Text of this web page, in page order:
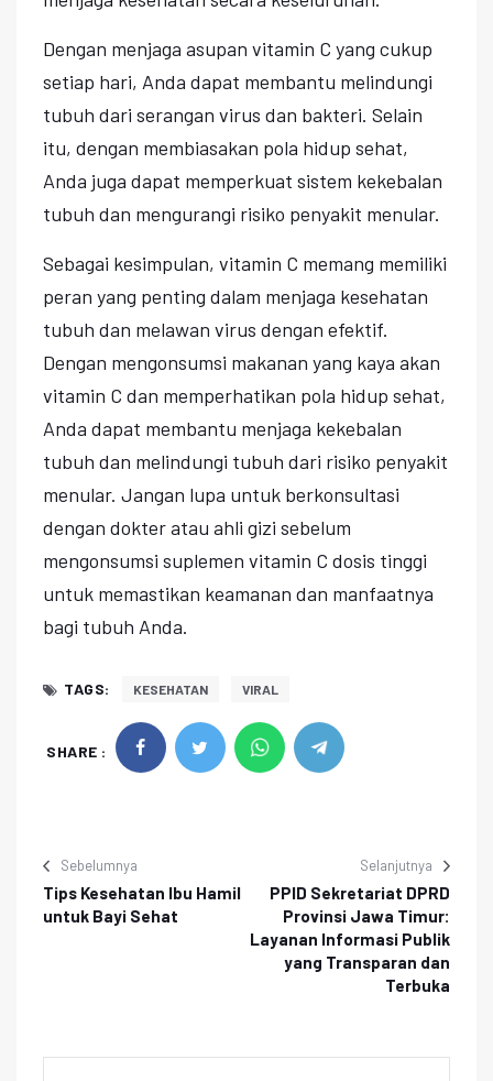
Dengan menjaga asupan vitamin C yang cukup
setiap hari, Anda dapat membantu melindungi
tubuh dari serangan virus dan bakteri. Selain
itu, dengan membiasakan pola hidup sehat,
Anda juga dapat memperkuat sistem kekebalan
tubuh dan mengurangi risiko penyakit menular.
Sebagai kesimpulan, vitamin C memang memiliki
peran yang penting dalam menjaga kesehatan
tubuh dan melawan virus dengan efektif.
Dengan mengonsumsi makanan yang kaya akan
vitamin C dan memperhatikan pola hidup sehat,
Anda dapat membantu menjaga kekebalan
tubuh dan melindungi tubuh dari risiko penyakit
menular. Jangan lupa untuk berkonsultasi
dengan dokter atau ahli gizi sebelum
mengonsumsi suplemen vitamin C dosis tinggi
untuk memastikan keamanan dan manfaatnya
bagi tubuh Anda.
TAGS: KESEHATAN VIRAL
SHARE :
Sebelumnya
Tips Kesehatan Ibu Hamil
untuk Bayi Sehat
Selanjutnya
PPID Sekretariat DPRD
Provinsi Jawa Timur:
Layanan Informasi Publik
yang Transparan dan
Terbuka